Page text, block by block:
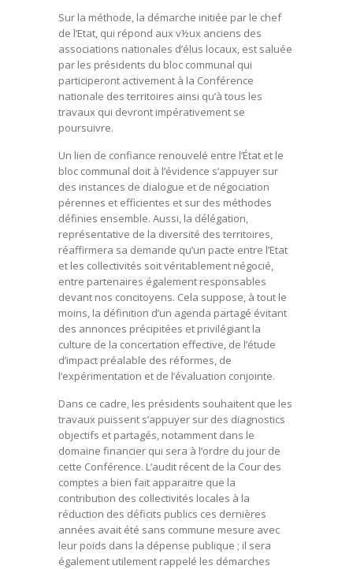
Sur la méthode, la démarche initiée par le chef
de l’Etat, qui répond aux v½ux anciens des
associations nationales d’élus locaux, est saluée
par les présidents du bloc communal qui
participeront activement à la Conférence
nationale des territoires ainsi qu’à tous les
travaux qui devront impérativement se
poursuivre.
Un lien de confiance renouvelé entre l’État et le
bloc communal doit à l’évidence s’appuyer sur
des instances de dialogue et de négociation
pérennes et efficientes et sur des méthodes
définies ensemble. Aussi, la délégation,
représentative de la diversité des territoires,
réaffirmera sa demande qu’un pacte entre l’Etat
et les collectivités soit véritablement négocié,
entre partenaires également responsables
devant nos concitoyens. Cela suppose, à tout le
moins, la définition d’un agenda partagé évitant
des annonces précipitées et privilégiant la
culture de la concertation effective, de l’étude
d’impact préalable des réformes, de
l’expérimentation et de l’évaluation conjointe.
Dans ce cadre, les présidents souhaitent que les
travaux puissent s’appuyer sur des diagnostics
objectifs et partagés, notamment dans le
domaine financier qui sera à l’ordre du jour de
cette Conférence. L’audit récent de la Cour des
comptes a bien fait apparaitre que la
contribution des collectivités locales à la
réduction des déficits publics ces dernières
années avait été sans commune mesure avec
leur poids dans la dépense publique ; il sera
également utilement rappelé les démarches